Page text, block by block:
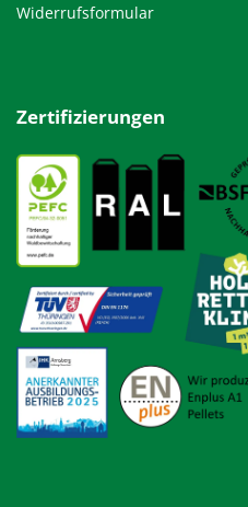
Widerrufsformular
Zertifizierungen